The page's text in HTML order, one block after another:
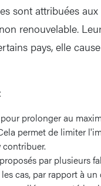
sont attribuées
renouvelable.
pays, elle
prolonger au
permet de limiter
par plusieurs
cas, par rapport à